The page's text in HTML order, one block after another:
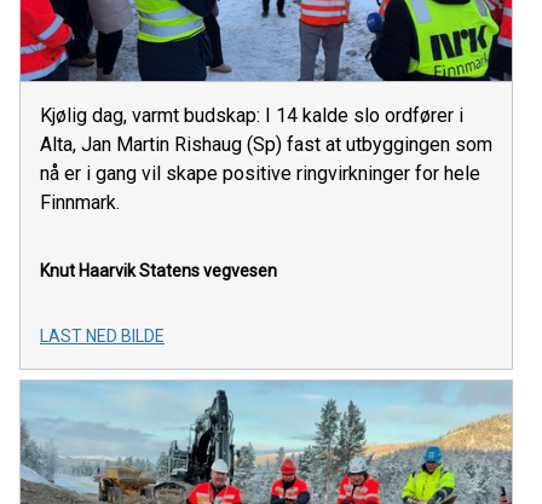
Kjølig dag, varmt budskap: I 14 kalde slo ordfører i
Alta, Jan Martin Rishaug (Sp) fast at utbyggingen som
nå er i gang vil skape positive ringvirkninger for hele
Finnmark.
Knut HaarvikStatens vegvesen
LAST NED BILDE